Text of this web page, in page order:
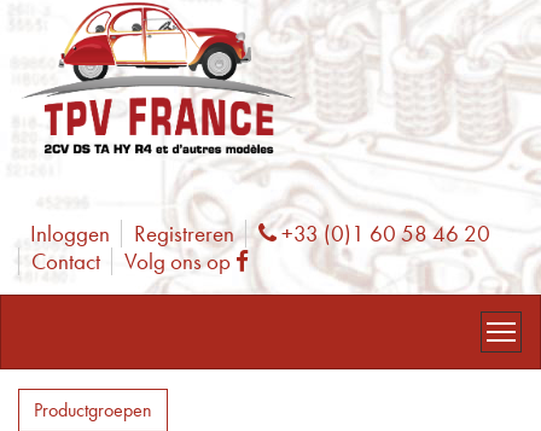
Inloggen Registreren Phone
+33 (0)1 60 58 46 20
Contact
Volg ons op Facebook
Productgroepen